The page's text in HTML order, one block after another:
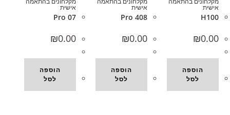
אישית
Pro 07
₪0.00
הוספה
לסל
אישית
Pro 408
₪0.00
הוספה
לסל
אישית
H100
₪0.00
הוספה
לסל